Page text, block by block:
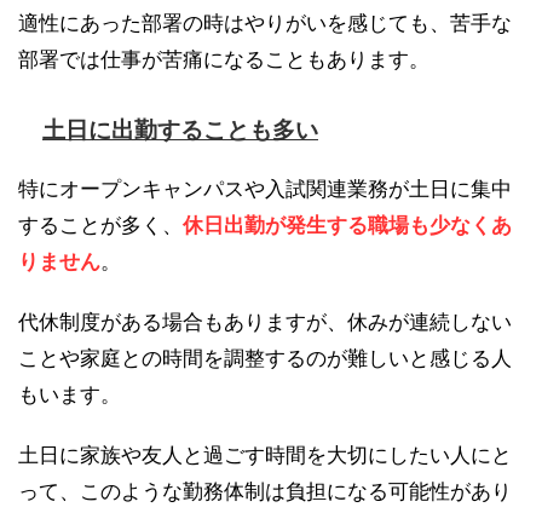
適性にあった部署の時はやりがいを感じても、苦手な
部署では仕事が苦痛になることもあります。
土日に出勤することも多い
特にオープンキャンパスや入試関連業務が土日に集中
することが多く、 休日出勤が発生する職場も少なくあ
りません。
代休制度がある場合もありますが、休みが連続しない
ことや家庭との時間を調整するのが難しいと感じる人
もいます。
土日に家族や友人と過ごす時間を大切にしたい人にと
って、このような勤務体制は負担になる可能性があり